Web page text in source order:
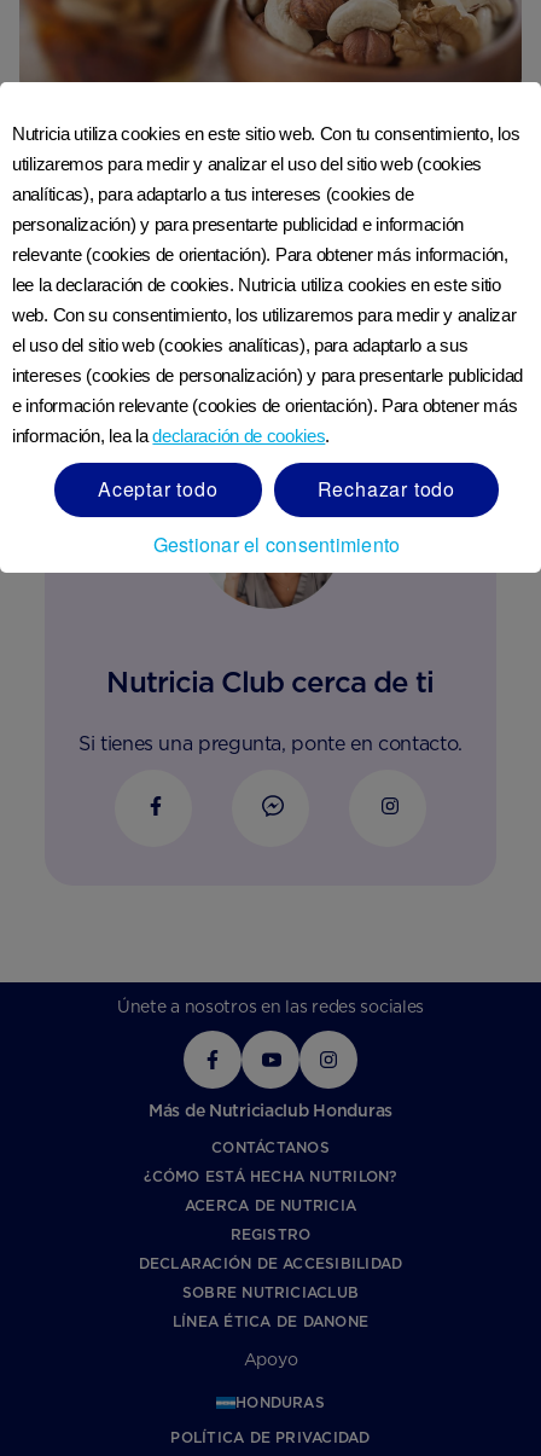
Alimentos a evitar |
Nutriciaclub Honduras
Fuera del menú Deja las nueces enteras, la miel
y el azúcar para después Es importante
presentarle a tu bebé ...
Nutricia Club cerca de ti
Si tienes una pregunta, ponte en contacto.
Únete a nosotros en las redes sociales
Más de Nutriciaclub Honduras
CONTÁCTANOS
¿CÓMO ESTÁ HECHA NUTRILON?
ACERCA DE NUTRICIA
REGISTRO
DECLARACIÓN DE ACCESIBILIDAD
SOBRE NUTRICIACLUB
LÍNEA ÉTICA DE DANONE
Apoyo
HONDURAS
POLÍTICA DE PRIVACIDAD
Nutricia utiliza cookies en este sitio web. Con tu consentimiento, los
utilizaremos para medir y analizar el uso del sitio web (cookies
analíticas), para adaptarlo a tus intereses (cookies de
personalización) y para presentarte publicidad e información
relevante (cookies de orientación). Para obtener más información,
lee la declaración de cookies. Nutricia utiliza cookies en este sitio
web. Con su consentimiento, los utilizaremos para medir y analizar
el uso del sitio web (cookies analíticas), para adaptarlo a sus
intereses (cookies de personalización) y para presentarle publicidad
e información relevante (cookies de orientación). Para obtener más
información, lea ladeclaración de cookies.
Aceptar todo
Rechazar todo
Gestionar el consentimiento